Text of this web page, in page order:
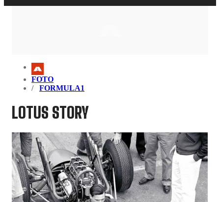
FOTO
FORMULA1
LOTUS STORY